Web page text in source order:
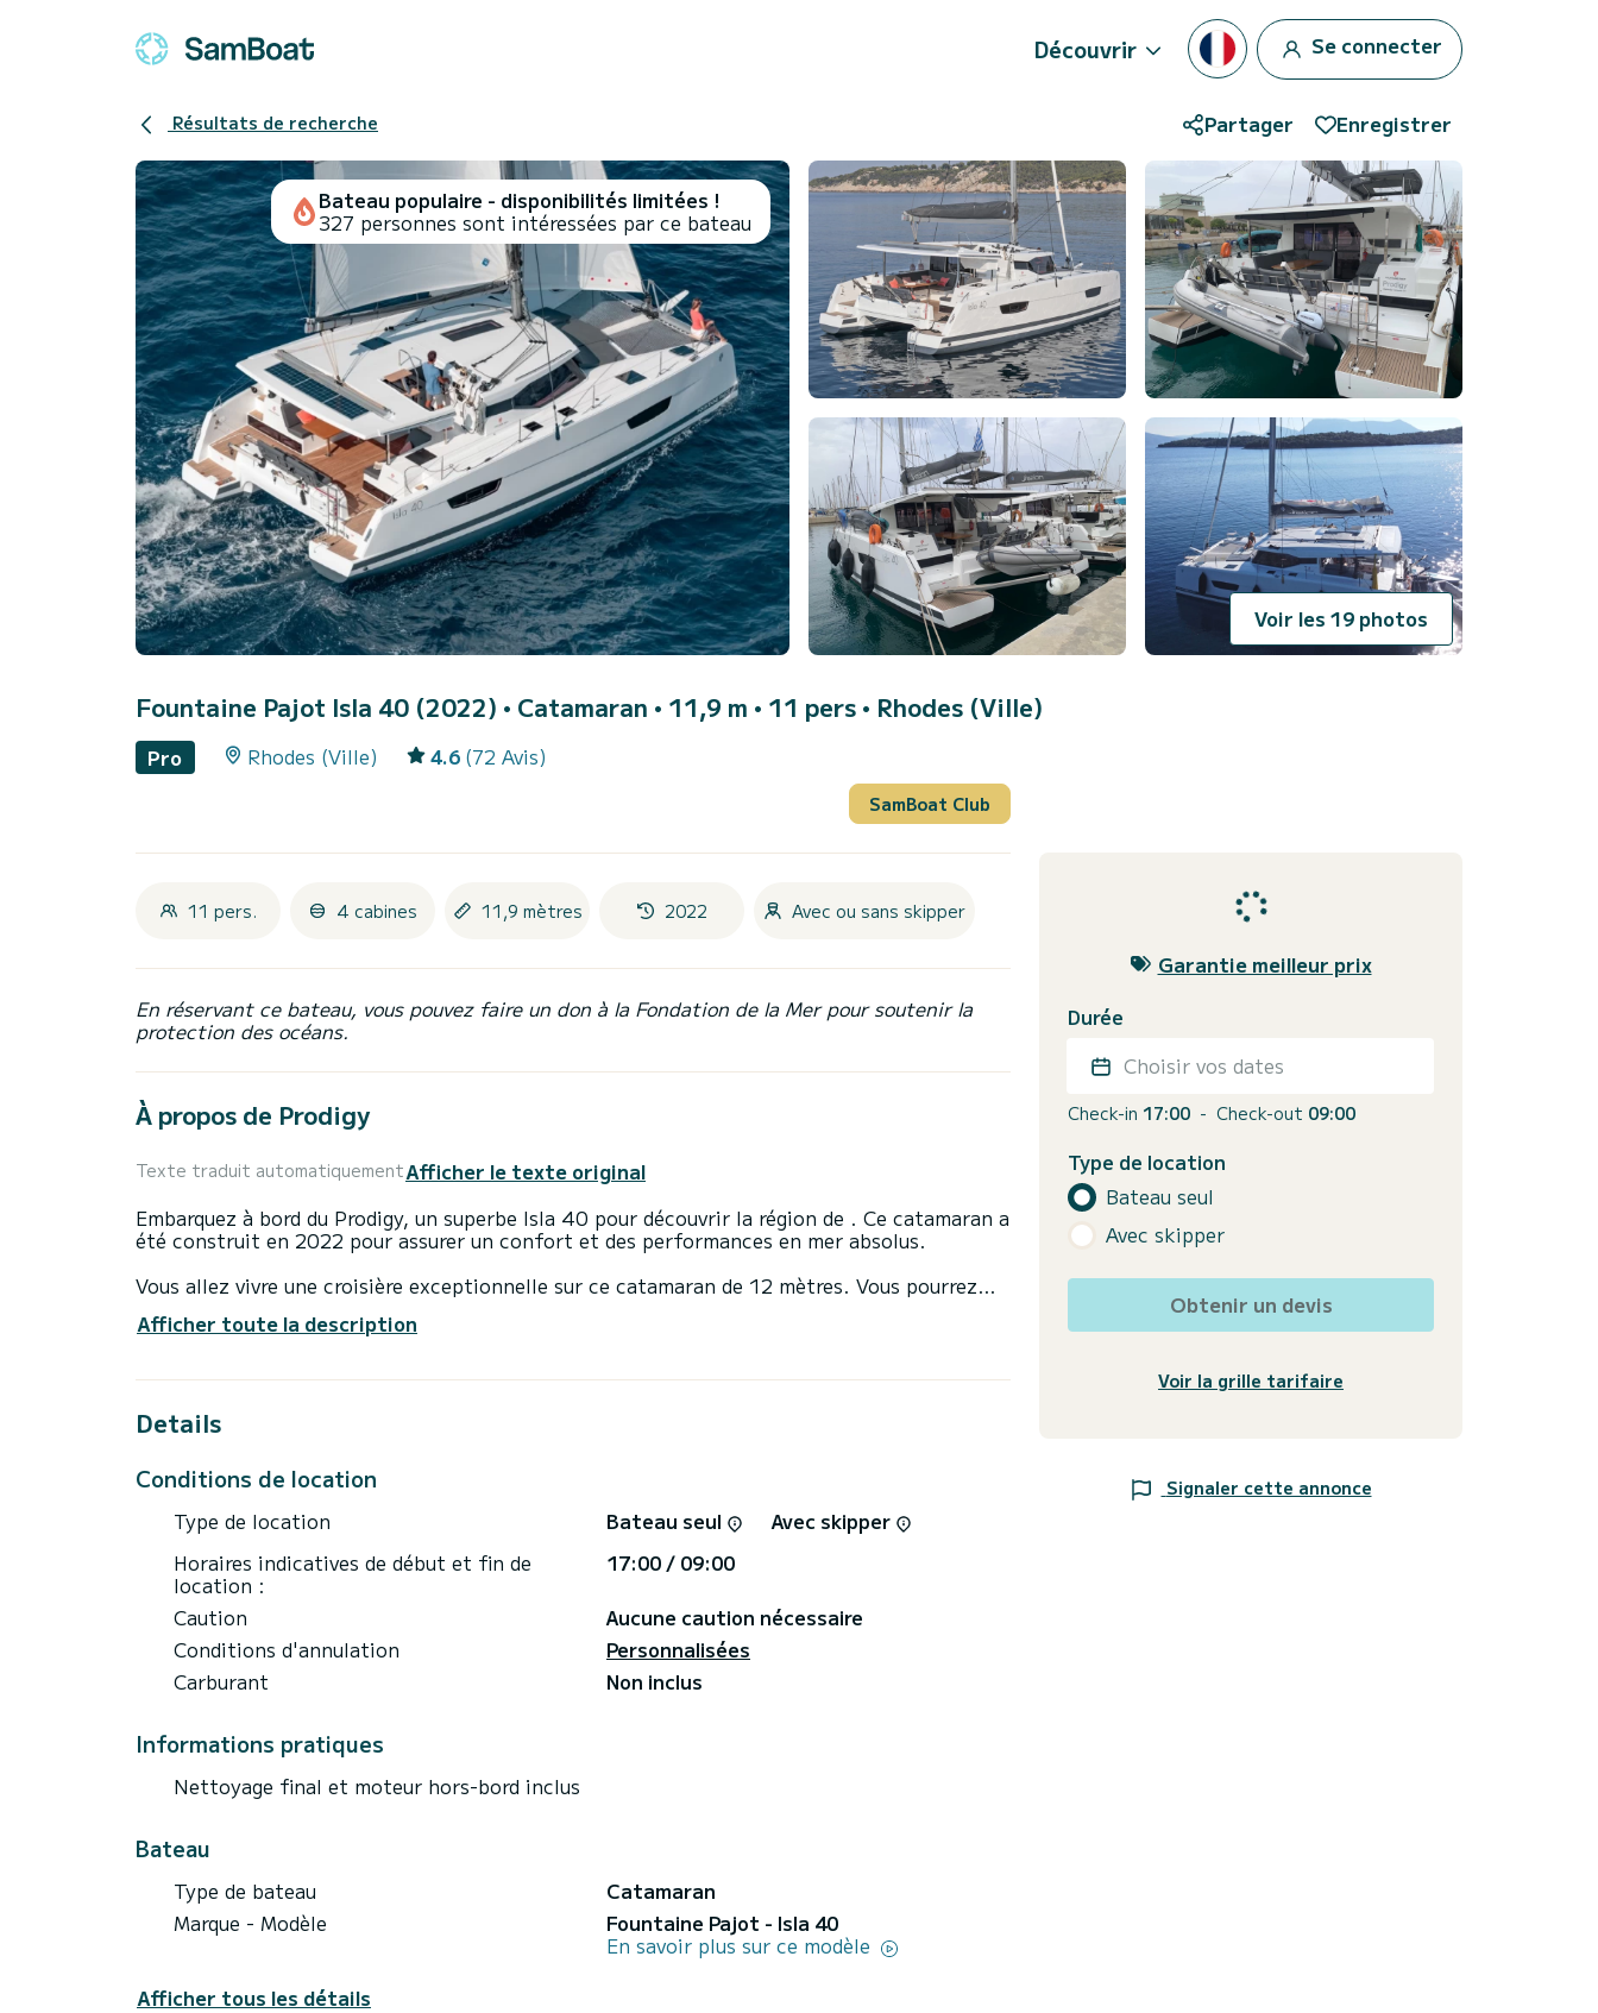
Découvrir Se connecter
Résultats de recherche Partager Enregistrer
Voir les 19 photos
Bateau populaire - disponibilités limitées !
327 personnes sont intéressées par ce bateau
Fountaine Pajot Isla 40 (2022) • Catamaran • 11,9 m • 11 pers • Rhodes (Ville)
Pro Rhodes (Ville) 4.6 (72 Avis)
SamBoat Club
11 pers. 4 cabines 11,9 mètres 2022 Avec ou sans skipper
En réservant ce bateau, vous pouvez faire un don à la Fondation de la Mer pour soutenir la
protection des océans.
À propos de Prodigy
Texte traduit automatiquementAfficher le texte original
Embarquez à bord du Prodigy, un superbe Isla 40 pour découvrir la région de . Ce catamaran a
été construit en 2022 pour assurer un confort et des performances en mer absolus.
Vous allez vivre une croisière exceptionnelle sur ce catamaran de 12 mètres. Vous pourrez
équipements suivants : Pilote automatique, Moteur hors-bord, Haut-parleurs, Douche de
N'hésitez pas à nous contacter pour un devis, vous serez accompagné par un expert
Afficher toute la description
Details
Conditions de location
Type de location Bateau seul
Avec skipper
Horaires indicatives de début et fin de
location :
17:00 / 09:00
Caution
Aucune caution nécessaire
Conditions d'annulation
Personnalisées
Carburant
Non inclus
Informations pratiques
Nettoyage final et moteur hors-bord inclus
Bateau
Type de bateau
Catamaran
Marque - Modèle
Fountaine Pajot - Isla 40
En savoir plus sur ce modèle
Afficher tous les détails
Garantie meilleur prix
Durée
Choisir vos dates
Check-in 17:00 - Check-out 09:00
Type de location
Bateau seul
Avec skipper
Obtenir un devis
Voir la grille tarifaire
Signaler cette annonce